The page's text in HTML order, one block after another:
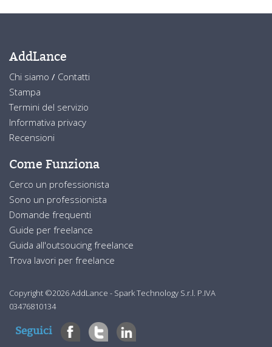
AddLance
Chi siamo / Contatti
Stampa
Termini del servizio
Informativa privacy
Recensioni
Come Funziona
Cerco un professionista
Sono un professionista
Domande frequenti
Guide per freelance
Guida all'outsoucing freelance
Trova lavori per freelance
Copyright ©2026 AddLance - Spark Technology S.r.l. P.IVA
03476810134
Seguici